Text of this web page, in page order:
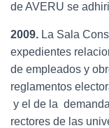
de AVERU se
2009. La Sala
expedientes
de empleados y
reglamentos
y el de la
rectores de las